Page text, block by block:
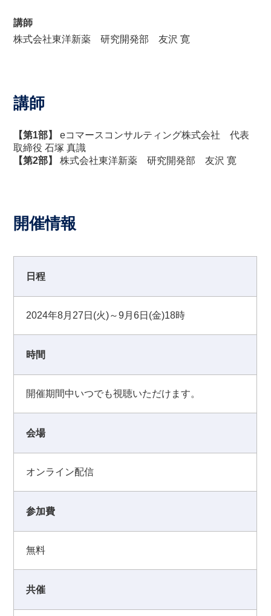
講師
株式会社東洋新薬 研究開発部 友沢 寛
講師
【第1部】
eコマースコンサルティング株式会社 代表
取締役 石塚 真識
【第2部】
株式会社東洋新薬 研究開発部 友沢 寛
開催情報
日程
2024年8月27日(火)～9月6日(金)18時
時間
開催期間中いつでも視聴いただけます。
会場
オンライン配信
参加費
無料
共催